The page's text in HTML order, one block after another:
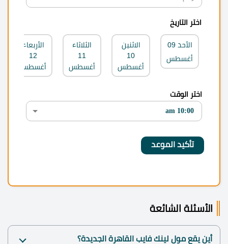
اختر التاريخ
الأحد 09
أغسطس
الاثنين
10
أغسطس
الثلاثاء
11
أغسطس
الأربعاء
12
أغسطس
اختر الوقت
الأسئلة الشائعة
أين يقع مول لينك فايب القاهرة الجديدة؟